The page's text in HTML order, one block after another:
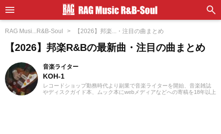
RAG Musi...R&B-Soul 【2026】邦楽...・注目の曲まとめ
【2026】邦楽R&Bの最新曲・注目の曲まとめ
音楽ライター
KOH-1
レコードショップ勤務時代より副業で音楽ライターを開始、音楽雑誌
やディスクガイド本、ムック本にwebメディアなどへの寄稿を18年以上